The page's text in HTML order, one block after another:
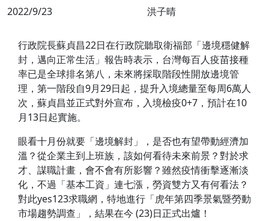
2022/9/23 洪子晴
行政院長蘇貞昌22日在行政院聽取衛福部「邊境穩健解
封，邁向正常生活」報告時表示，台灣每百人疫苗接種
率已是全球排名第八，未來將採取階段性開放邊境管
理，第一階段自9月29日起，提升入境總量至每周6萬人
次，蘇貞昌並正式對外宣布，入境檢疫0+7，預計在10
月13日起實施。
眼看十月份就要「邊境解封」，是否也有望帶動經濟加
溫？從企業主到上班族，該如何看待未來前景？對於求
才、謀職計畫，會不會有所影響？雖然疫情衝擊逐漸淡
化，不過「基本工資」連七漲，勞資雙方又有何看法？
對此yes123求職網，特地進行「虎年第四季景氣暨勞動
市場趨勢調查」，結果在今 (23)日正式出爐！